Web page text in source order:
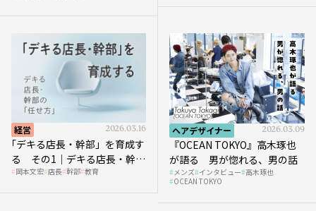
経営 2026.03.16
｢デキる店長・幹部」を育成す
る その1｜デキる店長・幹部
の「任せ方」
岡本文宏 店長 幹部 教育
ヘアデザイナー 2026.03.09
『OCEAN TOKYO』高木琢也
が語る 男が惚れる、男の話
メンズ インタビュー 高木琢也
OCEAN TOKYO